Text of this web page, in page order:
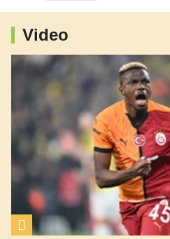
Video